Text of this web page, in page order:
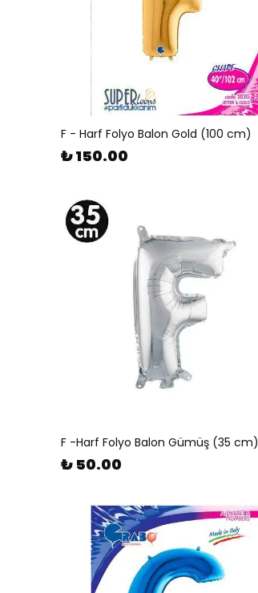
F - Harf Folyo Balon Gold (100 cm)
₺ 150.00
F -Harf Folyo Balon Gümüş (35 cm)
₺ 50.00